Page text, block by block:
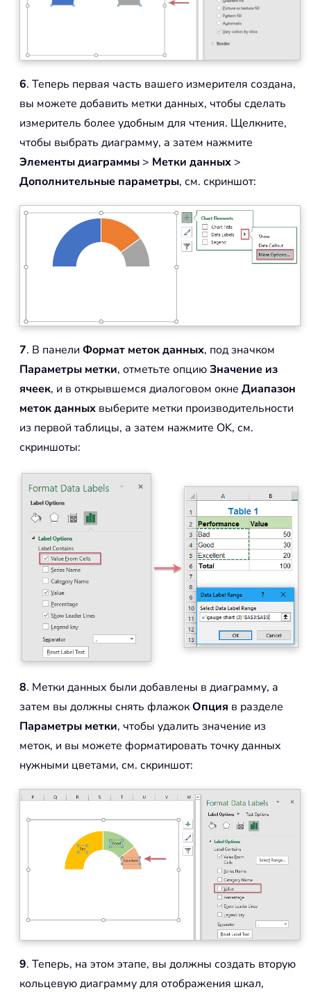
6. Теперь первая часть вашего измерителя создана,
вы можете добавить метки данных, чтобы сделать
измеритель более удобным для чтения. Щелкните,
чтобы выбрать диаграмму, а затем нажмите
Элементы диаграммы > Метки данных >
Дополнительные параметры, см. скриншот:
7. В панели Формат меток данных, под значком
Параметры метки, отметьте опциюЗначение из
ячеек, и в открывшемся диалоговом окне Диапазон
меток данных выберите метки производительности
из первой таблицы, а затем нажмите OK, см.
скриншоты:
8. Метки данных были добавлены в диаграмму, а
затем вы должны снять флажокОпция в разделе
Параметры метки, чтобы удалить значение из
меток, и вы можете форматировать точку данных
нужными цветами, см. скриншот:
9. Теперь, на этом этапе, вы должны создать вторую
кольцевую диаграмму для отображения шкал,